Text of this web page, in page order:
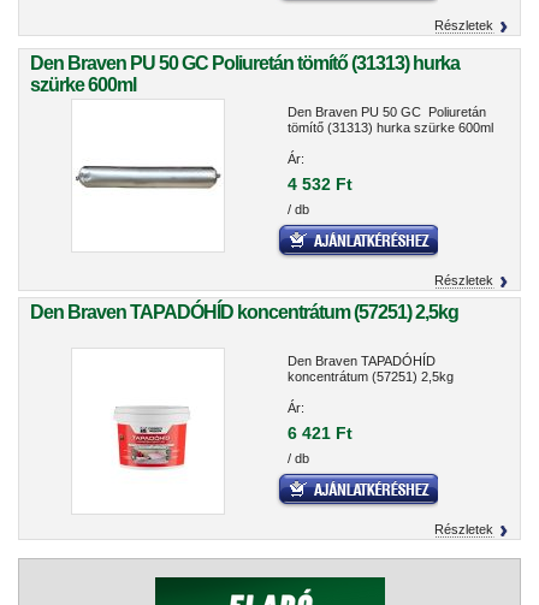
Részletek
Den Braven PU 50 GC Poliuretán tömítő (31313) hurka
szürke 600ml
Den Braven PU 50 GC Poliuretán
tömítő (31313) hurka szürke 600ml
Ár:
4 532 Ft
/ db
Részletek
Den Braven TAPADÓHÍD koncentrátum (57251) 2,5kg
Den Braven TAPADÓHÍD
koncentrátum (57251) 2,5kg
Ár:
6 421 Ft
/ db
Részletek